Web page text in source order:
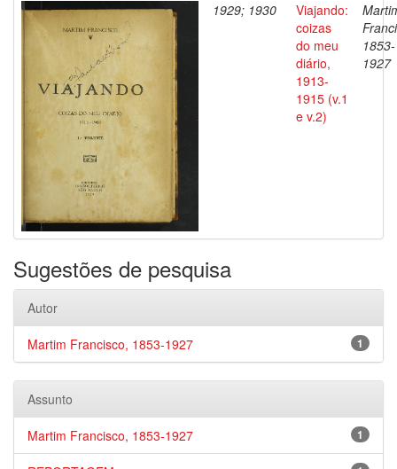
1929; 1930
Viajando:
coizas
do meu
diário,
1913-
1915 (v.1
e v.2)
1853-
1927
Sugestões de pesquisa
Autor
1
Martim Francisco, 1853-1927
Assunto
1
Martim Francisco, 1853-1927